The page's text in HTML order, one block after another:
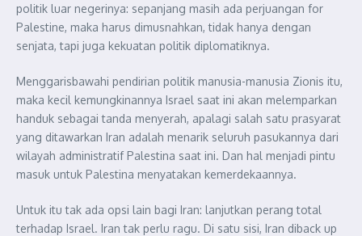
politik luar negerinya: sepanjang masih ada perjuangan for
Palestine, maka harus dimusnahkan, tidak hanya dengan
senjata, tapi juga kekuatan politik diplomatiknya.
Menggarisbawahi pendirian politik manusia-manusia Zionis itu,
maka kecil kemungkinannya Israel saat ini akan melemparkan
handuk sebagai tanda menyerah, apalagi salah satu prasyarat
yang ditawarkan Iran adalah menarik seluruh pasukannya dari
wilayah administratif Palestina saat ini. Dan hal menjadi pintu
masuk untuk Palestina menyatakan kemerdekaannya.
Untuk itu tak ada opsi lain bagi Iran: lanjutkan perang total
terhadap Israel. Iran tak perlu ragu. Di satu sisi, Iran diback up